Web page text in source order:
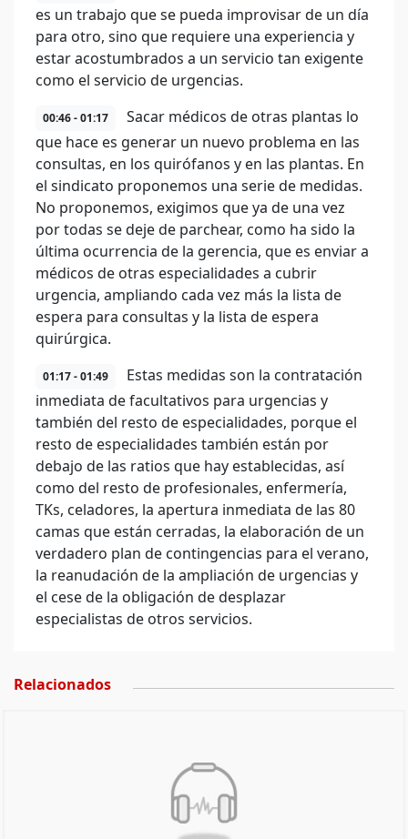
es un trabajo que se pueda improvisar de un día
para otro, sino que requiere una experiencia y
estar acostumbrados a un servicio tan exigente
como el servicio de urgencias.
00:46 - 01:17
Sacar médicos de otras plantas lo
que hace es generar un nuevo problema en las
consultas, en los quirófanos y en las plantas. En
el sindicato proponemos una serie de medidas.
No proponemos, exigimos que ya de una vez
por todas se deje de parchear, como ha sido la
última ocurrencia de la gerencia, que es enviar a
médicos de otras especialidades a cubrir
urgencia, ampliando cada vez más la lista de
espera para consultas y la lista de espera
quirúrgica.
01:17 - 01:49
Estas medidas son la contratación
inmediata de facultativos para urgencias y
también del resto de especialidades, porque el
resto de especialidades también están por
debajo de las ratios que hay establecidas, así
como del resto de profesionales, enfermería,
TKs, celadores, la apertura inmediata de las 80
camas que están cerradas, la elaboración de un
verdadero plan de contingencias para el verano,
la reanudación de la ampliación de urgencias y
el cese de la obligación de desplazar
especialistas de otros servicios.
Relacionados